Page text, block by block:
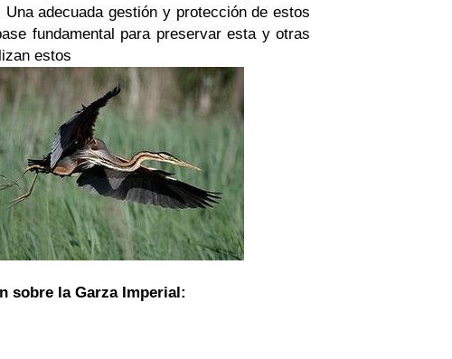
adecuada gestión y protección de estos
fundamental para preservar esta y otras
estos
sobre la Garza Imperial: